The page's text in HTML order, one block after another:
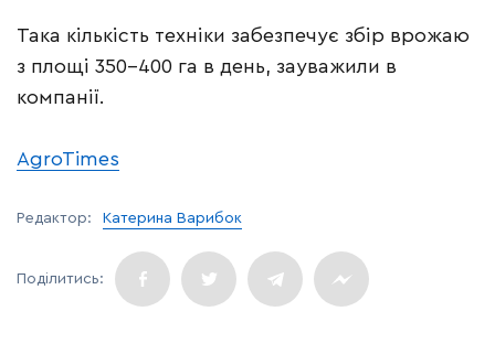
Така кількість техніки забезпечує збір врожаю
з площі 350-400 га в день, зауважили в
компанії.
AgroTimes
Редактор: Катерина Варибок